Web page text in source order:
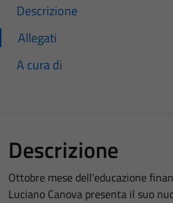
Descrizione
Allegati
A cura di
Descrizione
Ottobre mese dell'educazione
Luciano Canova presenta il suo